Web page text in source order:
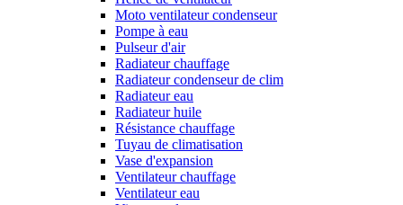
Moto ventilateur condenseur
Pompe à eau
Pulseur d'air
Radiateur chauffage
Radiateur condenseur de clim
Radiateur eau
Radiateur huile
Résistance chauffage
Tuyau de climatisation
Vase d'expansion
Ventilateur chauffage
Ventilateur eau